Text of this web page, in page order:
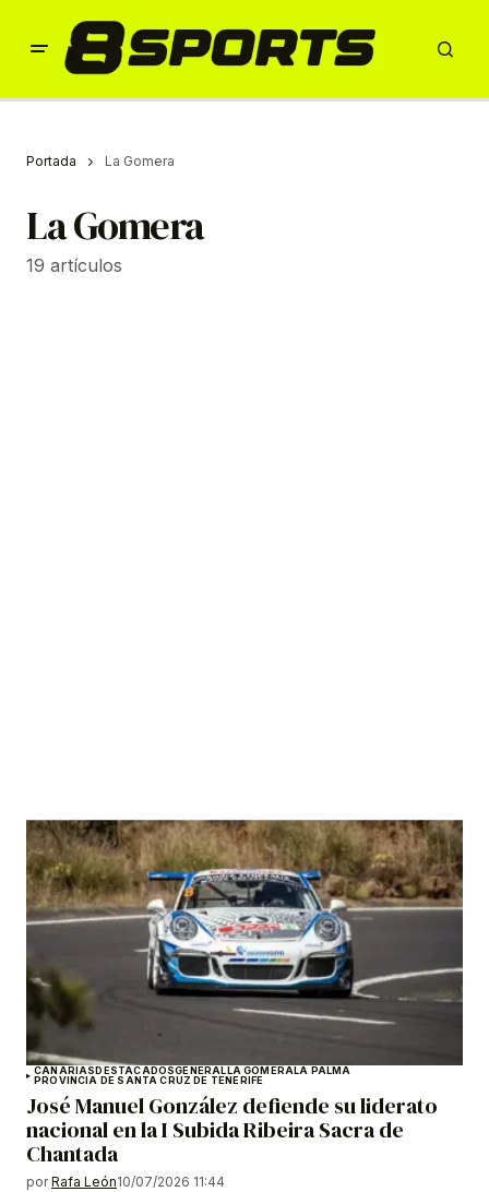
Portada La Gomera
La Gomera
19 artículos
CANARIASDESTACADOSGENERALLA GOMERALA PALMA
PROVINCIA DE SANTA CRUZ DE TENERIFE
José Manuel González defiende su liderato
nacional en la I Subida Ribeira Sacra de
Chantada
por Rafa León10/07/2026 11:44